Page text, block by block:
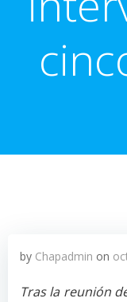
by Chapadmin on
Tras la reunión